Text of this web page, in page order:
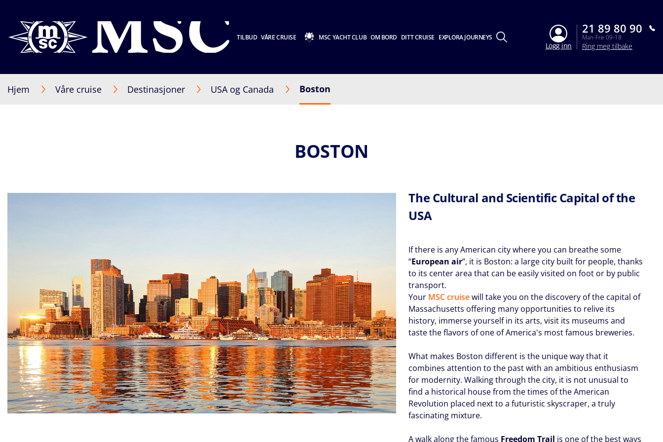
TILBUD VÅRE CRUISE MSC YACHT CLUB OM BORD DITT CRUISE EXPLORA JOURNEYS
Logg inn
21 89 80 90
Man-Fre 09-18
Ring meg tilbake
Hjem Våre cruise Destinasjoner USA og Canada Boston
BOSTON
The Cultural and Scientific Capital of the
USA
If there is any American city where you can breathe some
“European air”, it is Boston: a large city built for people, thanks
to its center area that can be easily visited on foot or by public
transport.
Your MSC cruisewill take you on the discovery of the capital of
Massachusetts offering many opportunities to relive its
history, immerse yourself in its arts, visit its museums and
taste the flavors of one of America's most famous breweries.
What makes Boston different is the unique way that it
combines attention to the past with an ambitious enthusiasm
for modernity. Walking through the city, it is not unusual to
find a historical house from the times of the American
Revolution placed next to a futuristic skyscraper, a truly
fascinating mixture.
A walk along the famous Freedom Trail is one of the best ways